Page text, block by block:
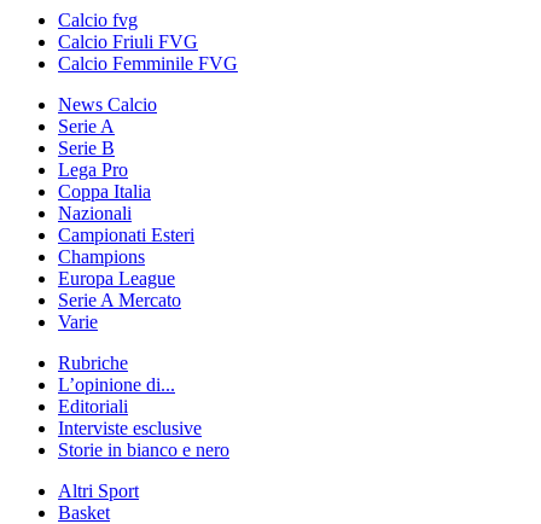
Calcio fvg
Calcio Friuli FVG
Calcio Femminile FVG
News Calcio
Serie A
Serie B
Lega Pro
Coppa Italia
Nazionali
Campionati Esteri
Champions
Europa League
Serie A Mercato
Varie
Rubriche
L’opinione di...
Editoriali
Interviste esclusive
Storie in bianco e nero
Altri Sport
Basket